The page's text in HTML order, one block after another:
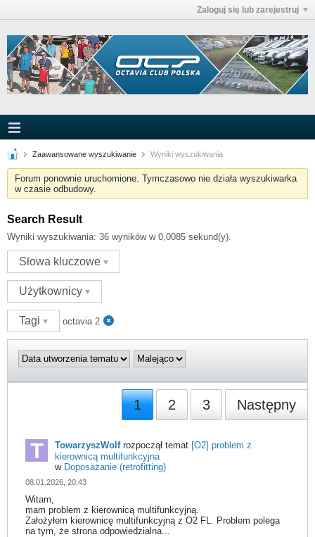
Zaloguj się lub zarejestruj
Zaawansowane wyszukiwanie Wyniki wyszukiwania
Forum ponownie uruchomione. Tymczasowo nie działa wyszukiwarka
w czasie odbudowy.
Search Result
Wyniki wyszukiwania: 36 wyników w 0,0085 sekund(y).
Słowa kluczowe
Użytkownicy
Tagi octavia 2
1 2 3 Następny
TowarzyszWolfrozpoczął temat [O2] problem z
kierownicą multifunkcyjna
w Doposażanie (retrofitting)
08.01.2026, 20:43
Witam,
mam problem z kierownicą multifunkcyjną.
Założyłem kierownicę multifunkcyjną z O2 FL. Problem polega
na tym, że strona odpowiedzialna...